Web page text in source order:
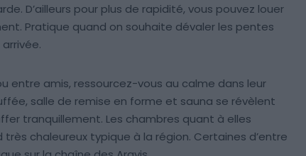
D’ailleurs pour plus de rapidité, vous pouvez louer
Pratique quand on souhaite dévaler les pentes
entre amis, ressourcez-vous au calme dans leur
salle de remise en forme et sauna se révèlent
tranquillement. Les chambres quant à elles
chaleureux typique à la région. Certaines d’entre